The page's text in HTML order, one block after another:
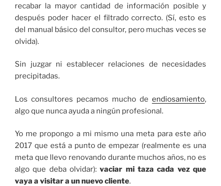
recabar la mayor cantidad de información posible y
después poder hacer el filtrado correcto. (Sí, esto es
del manual básico del consultor, pero muchas veces se
olvida).
Sin juzgar ni establecer relaciones de necesidades
precipitadas.
Los consultores pecamos mucho de endiosamiento,
algo que nunca ayuda a ningún profesional.
Yo me propongo a mi mismo una meta para este año
2017 que está a punto de empezar (realmente es una
meta que llevo renovando durante muchos años, no es
algo que deba olvidar):vaciar mi taza cada vez que
vaya a visitar a un nuevo cliente.